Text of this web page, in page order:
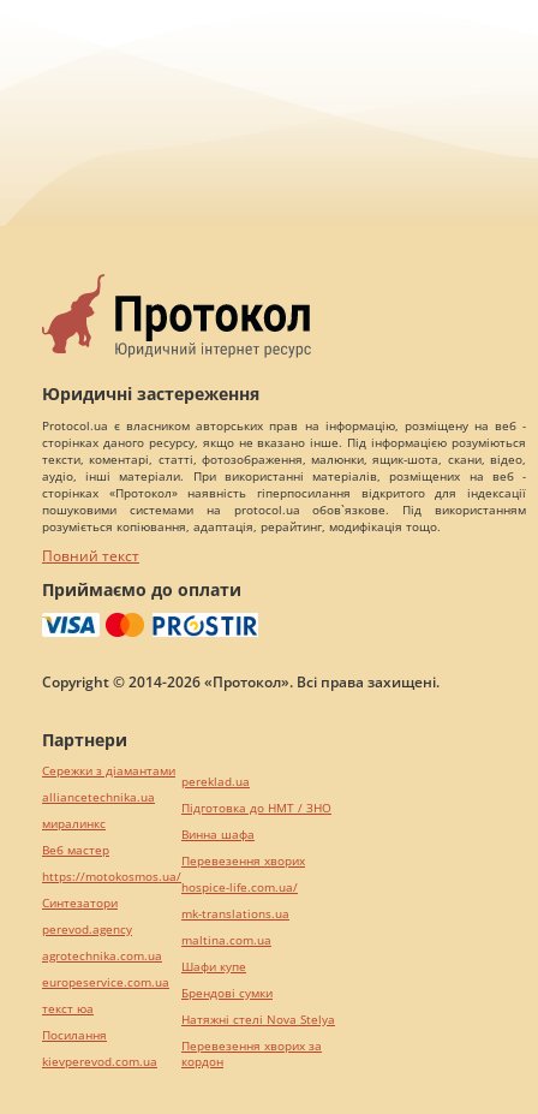
Юридичні застереження
Protocol.ua є власником авторських прав на інформацію, розміщену на веб -
сторінках даного ресурсу, якщо не вказано інше. Під інформацією розуміються
тексти, коментарі, статті, фотозображення, малюнки, ящик-шота, скани, відео,
аудіо, інші матеріали. При використанні матеріалів, розміщених на веб -
сторінках «Протокол» наявність гіперпосилання відкритого для індексації
пошуковими системами на protocol.ua обов`язкове. Під використанням
розуміється копіювання, адаптація, рерайтинг, модифікація тощо.
Повний текст
Приймаємо до оплати
Copyright © 2014-2026 «Протокол». Всі права захищені.
Партнери
Сережки з діамантами
alliancetechnika.ua
миралинкс
Веб мастер
https://motokosmos.ua/
Синтезатори
perevod.agency
agrotechnika.com.ua
europeservice.com.ua
текст юа
Посилання
kievperevod.com.ua
pereklad.ua
Підготовка до НМТ / ЗНО
Винна шафа
Перевезення хворих
hospice-life.com.ua/
mk-translations.ua
maltina.com.ua
Шафи купе
Брендові сумки
Натяжні стелі Nova Stelya
Перевезення хворих за
кордон